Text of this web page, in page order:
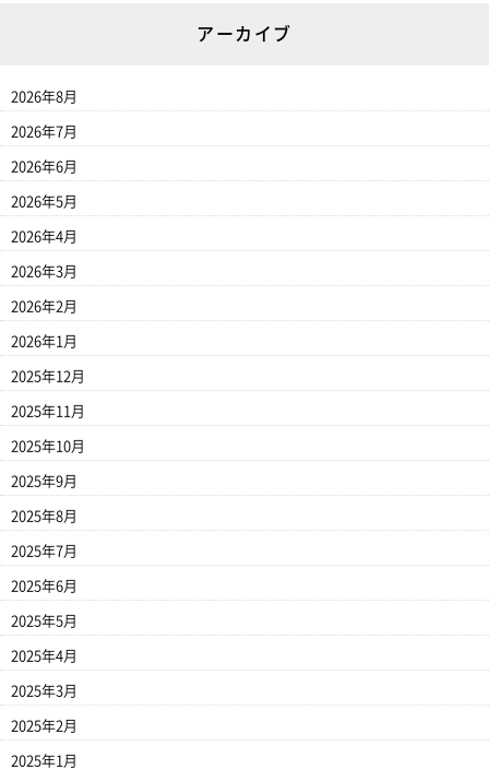
アーカイブ
2026年8月
2026年7月
2026年6月
2026年5月
2026年4月
2026年3月
2026年2月
2026年1月
2025年12月
2025年11月
2025年10月
2025年9月
2025年8月
2025年7月
2025年6月
2025年5月
2025年4月
2025年3月
2025年2月
2025年1月